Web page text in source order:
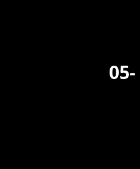
05-